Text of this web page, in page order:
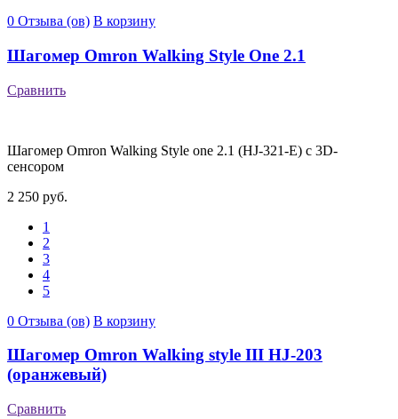
0 Отзыва (ов) В корзину
Шагомер Omron Walking Style One 2.1
Сравнить
Шагомер Omron Walking Style one 2.1 (HJ-321-E) с 3D-
сенсором
2 250 руб.
1
2
3
4
5
0 Отзыва (ов) В корзину
Шагомер Omron Walking style III HJ-203
(оранжевый)
Сравнить